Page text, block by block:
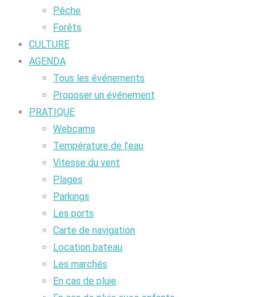
Pêche
Forêts
CULTURE
AGENDA
Tous les événements
Proposer un événement
PRATIQUE
Webcams
Température de l’eau
Vitesse du vent
Plages
Parkings
Les ports
Carte de navigation
Location bateau
Les marchés
En cas de pluie